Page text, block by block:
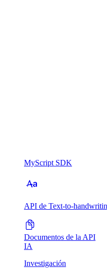
MyScript SDK
API de Text-to-
Documentos de la API
IA
Investigación